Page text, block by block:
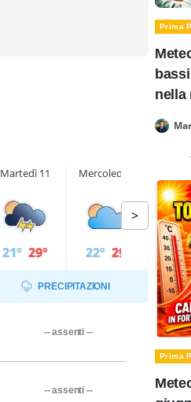
Martedì 11
21° 29°
Mercoledì 12
22° 29°
>
PRECIPITAZIONI
-- assenti --
-- assenti --
Prima
nella
Prima